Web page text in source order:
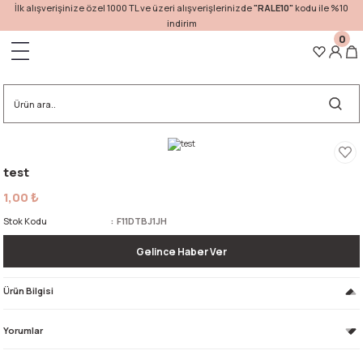
İlk alışverişinize özel 1000 TL ve üzeri alışverişlerinizde"RALE10" kodu ile %10
indirim
0
test
1,00 ₺
Stok Kodu F11DTBJ1JH
Gelince Haber Ver
Ürün Bilgisi
Yorumlar